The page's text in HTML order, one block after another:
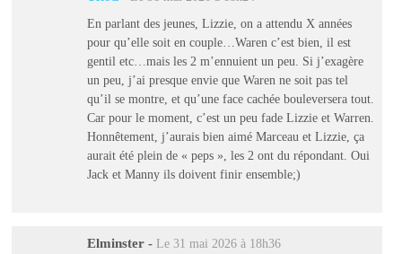
En parlant des jeunes, Lizzie, on a attendu X années
pour qu’elle soit en couple…Waren c’est bien, il est
gentil etc…mais les 2 m’ennuient un peu. Si j’exagère
un peu, j’ai presque envie que Waren ne soit pas tel
qu’il se montre, et qu’une face cachée bouleversera tout.
Car pour le moment, c’est un peu fade Lizzie et Warren.
Honnêtement, j’aurais bien aimé Marceau et Lizzie, ça
aurait été plein de « peps », les 2 ont du répondant. Oui
Jack et Manny ils doivent finir ensemble;)
Elminster - Le 31 mai 2026 à 18h36